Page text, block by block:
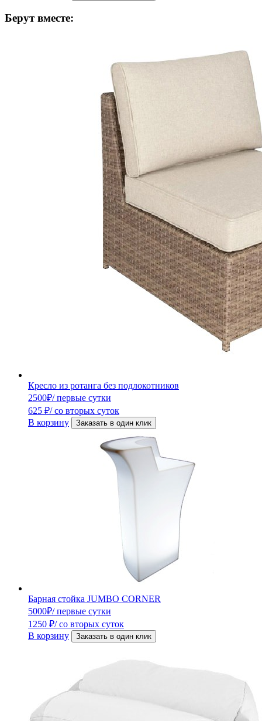
Берут вместе:
Кресло из ротанга без подлокотников
2500₽/ первые сутки
625 ₽/ со вторых суток
В корзину
Заказать в один клик
Барная стойка JUMBO CORNER
5000₽/ первые сутки
1250 ₽/ со вторых суток
В корзину
Заказать в один клик